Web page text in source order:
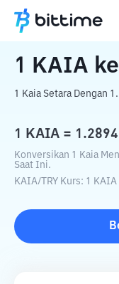
Beranda
1 KAIA ke
1 Kaia Setara Dengan
1 KAIA =
Konversikan 1 Kaia
Saat Ini.
KAIA/ TRY Kurs: 1 KAIA